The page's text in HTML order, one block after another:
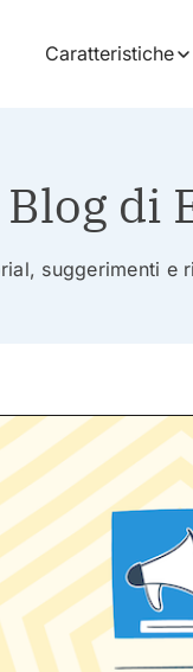
Caratteristiche
Blog di
suggerimenti e